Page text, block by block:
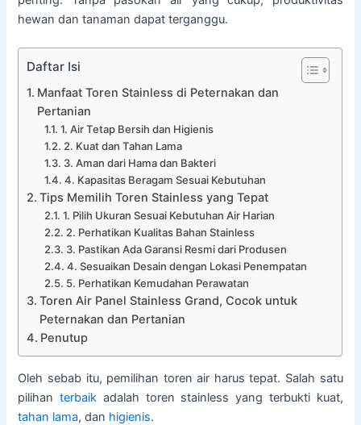
hewan dan tanaman dapat terganggu.
Daftar Isi
Manfaat Toren Stainless di Peternakan dan
Pertanian
1. Air Tetap Bersih dan Higienis
2. Kuat dan Tahan Lama
3. Aman dari Hama dan Bakteri
4. Kapasitas Beragam Sesuai Kebutuhan
Tips Memilih Toren Stainless yang Tepat
1. Pilih Ukuran Sesuai Kebutuhan Air Harian
2. Perhatikan Kualitas Bahan Stainless
3. Pastikan Ada Garansi Resmi dari Produsen
4. Sesuaikan Desain dengan Lokasi Penempatan
5. Perhatikan Kemudahan Perawatan
Toren Air Panel Stainless Grand, Cocok untuk
Peternakan dan Pertanian
Penutup
Oleh sebab itu, pemilihan toren air harus tepat. Salah satu
pilihanterbaik adalah toren stainless yang terbukti kuat,
tahan lama, dan higienis.